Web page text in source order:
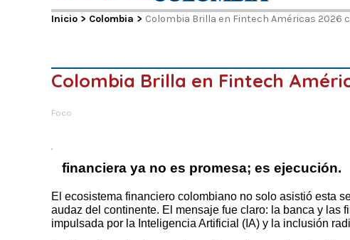
Inicio > Colombia > Colombia Brilla en Fintech Américas 2026
Colombia Brilla en Fintech
Foco
financiera ya no es promesa; es ejecución.
El ecosistema financiero colombiano no solo asistió esta
audaz del continente. El mensaje fue claro: la banca y las
impulsada por la Inteligencia Artificial (IA) y la inclusión